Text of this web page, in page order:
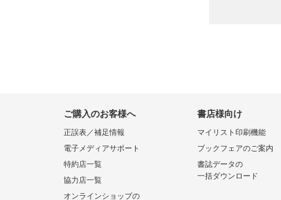
ご購入のお客様へ
正誤表／補足情報
電子メディアサポート
特約店一覧
協力店一覧
オンラインショップの
書店様向け
マイリスト印刷機能
ブックフェアのご案内
書誌データの
一括ダウンロード